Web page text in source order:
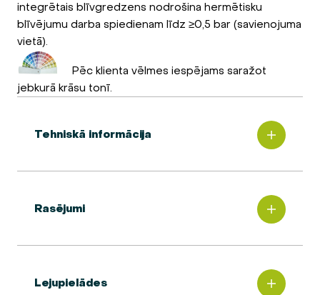
integrētais blīvgredzens nodrošina hermētisku
blīvējumu darba spiedienam līdz ≥0,5 bar (savienojuma
vietā).
Pēc klienta vēlmes iespējams saražot
jebkurā krāsu tonī.
Tehniskā informācija
Rasējumi
Lejupielādes